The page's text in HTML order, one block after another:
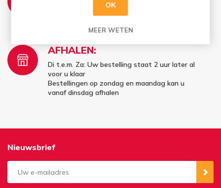
Wij leveren elke woensdag en vrijdag aan
AFHALEN:
Di t.e.m. Za: Uw bestelling staat 2 uur later al
voor u klaar
Bestellingen op zondag en maandag kan u
vanaf dinsdag afhalen
Nieuwsbrief
OK
MEER WETEN